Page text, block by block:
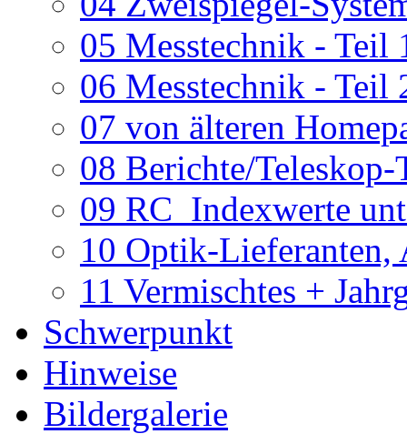
05 Messtechnik - Teil
06 Messtechnik - Teil
07 von älteren
08 Berichte/
09 RC_Indexwerte
10 Optik-Lieferanten,
11 Vermischtes +
Schwerpunkt
Hinweise
Bildergalerie